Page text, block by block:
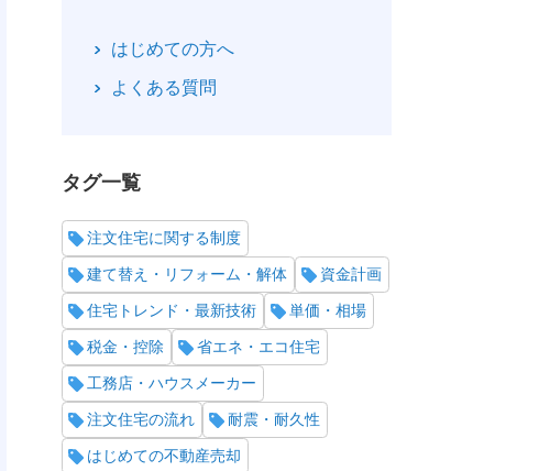
はじめての方へ
よくある質問
タグ一覧
注文住宅に関する制度
建て替え・リフォーム・解体 資金計画
住宅トレンド・最新技術 単価・相場
税金・控除 省エネ・エコ住宅
工務店・ハウスメーカー
注文住宅の流れ 耐震・耐久性
はじめての不動産売却